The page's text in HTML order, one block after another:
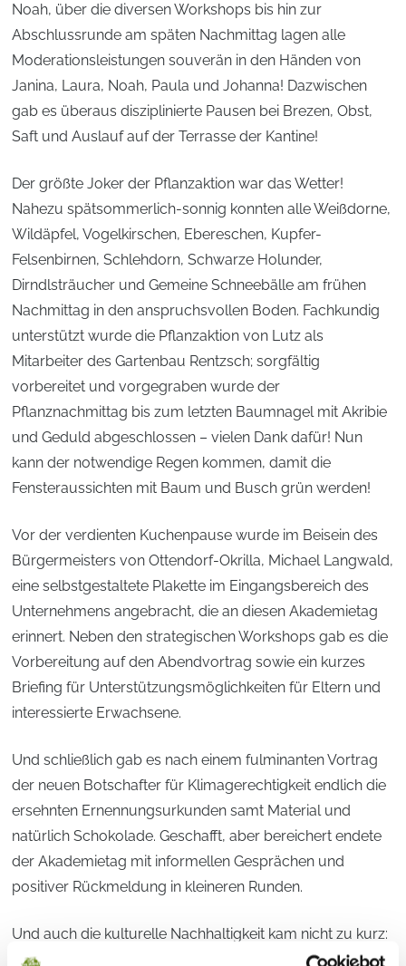
Noah, über die diversen Workshops bis hin zur
Abschlussrunde am späten Nachmittag lagen alle
Moderationsleistungen souverän in den Händen von
Janina, Laura, Noah, Paula und Johanna! Dazwischen
gab es überaus disziplinierte Pausen bei Brezen, Obst,
Saft und Auslauf auf der Terrasse der Kantine!
Der größte Joker der Pflanzaktion war das Wetter!
Nahezu spätsommerlich-sonnig konnten alle Weißdorne,
Wildäpfel, Vogelkirschen, Ebereschen, Kupfer-
Felsenbirnen, Schlehdorn, Schwarze Holunder,
Dirndlsträucher und Gemeine Schneebälle am frühen
Nachmittag in den anspruchsvollen Boden. Fachkundig
unterstützt wurde die Pflanzaktion von Lutz als
Mitarbeiter des Gartenbau Rentzsch; sorgfältig
vorbereitet und vorgegraben wurde der
Pflanznachmittag bis zum letzten Baumnagel mit Akribie
und Geduld abgeschlossen – vielen Dank dafür! Nun
kann der notwendige Regen kommen, damit die
Fensteraussichten mit Baum und Busch grün werden!
Vor der verdienten Kuchenpause wurde im Beisein des
Bürgermeisters von Ottendorf-Okrilla, Michael Langwald,
eine selbstgestaltete Plakette im Eingangsbereich des
Unternehmens angebracht, die an diesen Akademietag
erinnert. Neben den strategischen Workshops gab es die
Vorbereitung auf den Abendvortrag sowie ein kurzes
Briefing für Unterstützungsmöglichkeiten für Eltern und
interessierte Erwachsene.
Und schließlich gab es nach einem fulminanten Vortrag
der neuen Botschafter für Klimagerechtigkeit endlich die
ersehnten Ernennungsurkunden samt Material und
natürlich Schokolade. Geschafft, aber bereichert endete
der Akademietag mit informellen Gesprächen und
positiver Rückmeldung in kleineren Runden.
Und auch die kulturelle Nachhaltigkeit kam nicht zu kurz:
Ludwig Güttler beschloss den Abend mit virtuosen